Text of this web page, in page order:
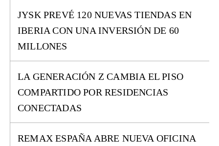
JYSK PREVÉ 120 NUEVAS TIENDAS EN
IBERIA CON UNA INVERSIÓN DE 60
MILLONES
LA GENERACIÓN Z CAMBIA EL PISO
COMPARTIDO POR RESIDENCIAS
CONECTADAS
REMAX ESPAÑA ABRE NUEVA OFICINA